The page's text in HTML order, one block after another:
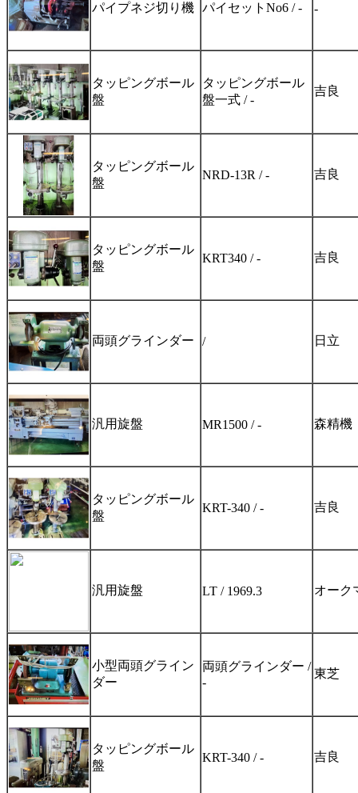
パイプネジ切り機 パイセットNo6 / - -
タッピングボール
盤
タッピングボール
盤一式 / -
吉良
タッピングボール
盤
NRD-13R / - 吉良
タッピングボール
盤
KRT340 / - 吉良
両頭グラインダー / 日立
汎用旋盤 MR1500 / - 森精機
タッピングボール
盤
KRT-340 / - 吉良
汎用旋盤 LT / 1969.3 オーク
小型両頭グライン
ダー
両頭グラインダー /
-
東芝
タッピングボール
盤
KRT-340 / - 吉良